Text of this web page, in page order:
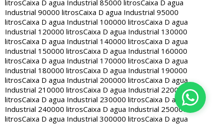
litrosCaixa D agua Industrial 85000 litrosCaixa D agua
Industrial 90000 litrosCaixa D agua Industrial 95000
litrosCaixa D agua Industrial 100000 litrosCaixa D agua
Industrial 120000 litrosCaixa D agua Industrial 130000
litrosCaixa D agua Industrial 140000 litrosCaixa D agua
Industrial 150000 litrosCaixa D agua Industrial 160000
litrosCaixa D agua Industrial 170000 litrosCaixa D agua
Industrial 180000 litrosCaixa D agua Industrial 190000
litrosCaixa D agua Industrial 200000 litrosCaixa D agua
Industrial 210000 litrosCaixa D agua Industrial 220000
litrosCaixa D agua Industrial 230000 litrosCaixa D agua
Industrial 240000 litrosCaixa D agua Industrial 250000
litrosCaixa D agua Industrial 300000 litrosCaixa D agua